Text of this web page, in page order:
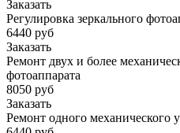
Заказать
Регулировка зеркального
6440 руб
Заказать
Ремонт двух и более
фотоаппарата
8050 руб
Заказать
Ремонт одного механического